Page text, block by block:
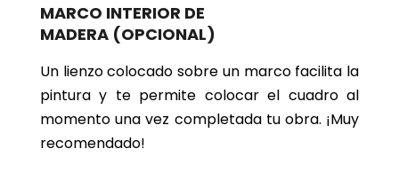
MARCO INTERIOR DE
MADERA (OPCIONAL)
Un lienzo colocado sobre un marco facilita la
pintura y te permite colocar el cuadro al
momento una vez completada tu obra. ¡Muy
recomendado!